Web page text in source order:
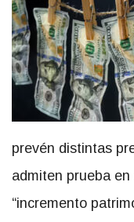
prevén distintas
admiten prueba
“incremento